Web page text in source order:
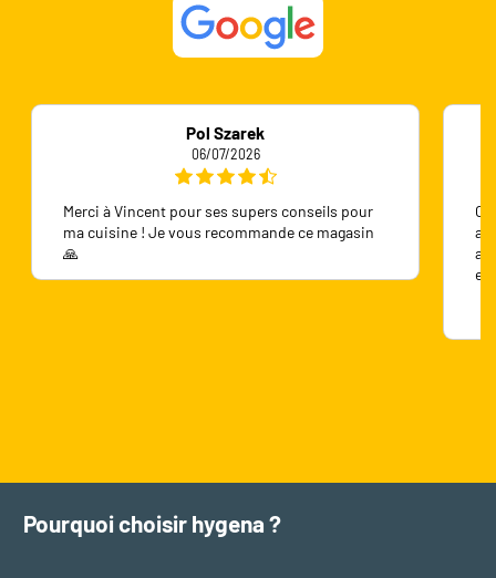
Pol Szarek
06/07/2026
Merci à Vincent pour ses supers conseils pour
ma cuisine ! Je vous recommande ce magasin
🙏
Pourquoi choisir hygena ?